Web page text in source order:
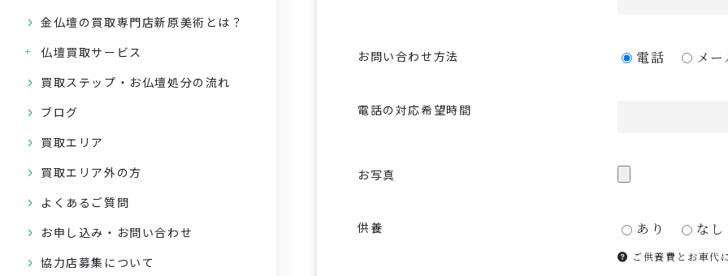
金仏壇の買取専門店新原美術とは？
仏壇買取サービス
買取ステップ・お仏壇処分の流れ
ブログ
買取エリア
買取エリア外の方
よくあるご質問
お申し込み・お問い合わせ
協力店募集について
お問い合わせ方法 電話 メ
電話の対応希望時間
お写真
供養 あり なし
ご供養費とお車代